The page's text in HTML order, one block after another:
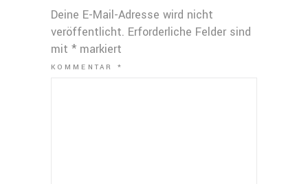
Deine E-Mail-Adresse wird nicht
veröffentlicht. Erforderliche Felder sind
mit * markiert
KOMMENTAR*